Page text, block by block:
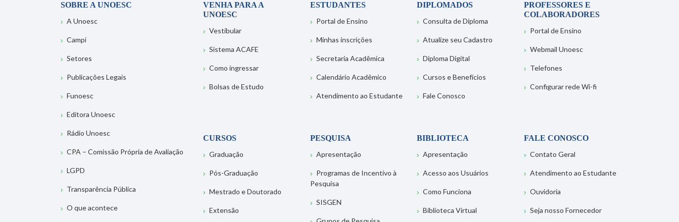
SOBRE A UNOESC
A Unoesc
Campi
Setores
Publicações Legais
Funoesc
Editora Unoesc
Rádio Unoesc
CPA – Comissão Própria de Avaliação
LGPD
Transparência Pública
O que acontece
VENHA PARA A
UNOESC
Vestibular
Sistema ACAFE
Como ingressar
Bolsas de Estudo
ESTUDANTES
Portal de Ensino
Minhas inscrições
Secretaria Acadêmica
Calendário Acadêmico
Atendimento ao Estudante
DIPLOMADOS
Consulta de Diploma
Atualize seu Cadastro
Diploma Digital
Cursos e Benefícios
Fale Conosco
PROFESSORES E
COLABORADORES
Portal de Ensino
Webmail Unoesc
Telefones
Configurar rede Wi-fi
CURSOS
Graduação
Pós-Graduação
Mestrado e Doutorado
Extensão
PESQUISA
Apresentação
Programas de Incentivo à
Pesquisa
SISGEN
BIBLIOTECA
Apresentação
Acesso aos Usuários
Como Funciona
Biblioteca Virtual
FALE CONOSCO
Contato Geral
Atendimento ao Estudante
Ouvidoria
Seja nosso Fornecedor